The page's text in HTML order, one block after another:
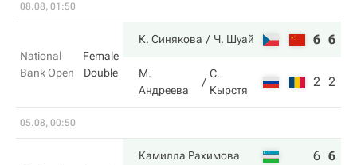
08.08, 01:50
National
Bank Open
Female
Double
К. Синякова Ч. Шуай 6 6
М.
Андреева
С.
Кырстя
2 2
05.08, 00:50
Камилла Рахимова 6 6